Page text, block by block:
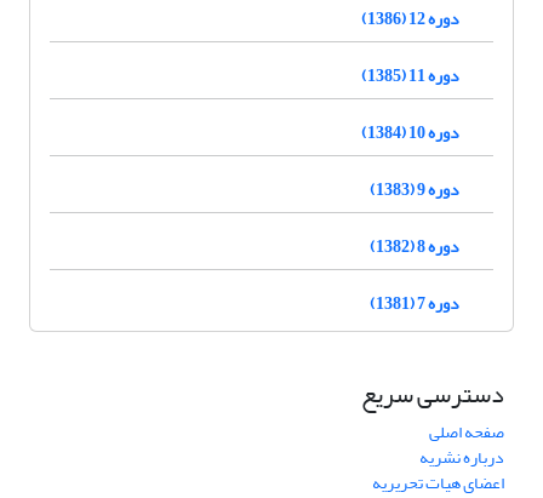
دوره 12 (1386)
دوره 11 (1385)
دوره 10 (1384)
دوره 9 (1383)
دوره 8 (1382)
دوره 7 (1381)
دسترسی سریع
صفحه اصلی
درباره نشریه
اعضای هیات تحریریه